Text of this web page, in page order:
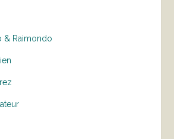
& Raimondo